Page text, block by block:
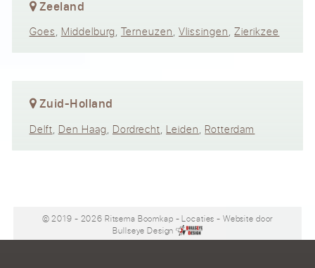
Zeeland
Goes, Middelburg, Terneuzen,Vlissingen,Zierikzee
Zuid-Holland
Delft Den Haag Dordrecht Leiden Rotterdam
© 2019 - 2026 Ritsema Boomkap -Locaties - Website door
Bullseye Design